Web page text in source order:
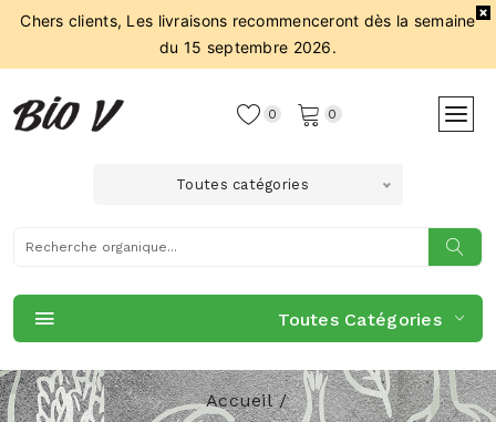
Chers clients, Les livraisons recommenceront dès la semaine
du 15 septembre 2026.
0 0
Toutes catégories
Toutes Catégories
Accueil